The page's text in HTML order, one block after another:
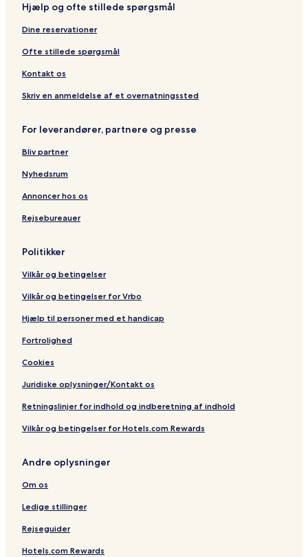
Hjælp og ofte stillede spørgsmål
Dine reservationer
Ofte stillede spørgsmål
Kontakt os
Skriv en anmeldelse af et overnatningssted
For leverandører, partnere og presse
Bliv partner
Nyhedsrum
Annoncer hos os
Rejsebureauer
Politikker
Vilkår og betingelser
Vilkår og betingelser for Vrbo
Hjælp til personer med et handicap
Fortrolighed
Cookies
Juridiske oplysninger/Kontakt os
Retningslinjer for indhold og indberetning af indhold
Vilkår og betingelser for Hotels.com Rewards
Andre oplysninger
Om os
Ledige stillinger
Rejseguider
Hotels.com Rewards